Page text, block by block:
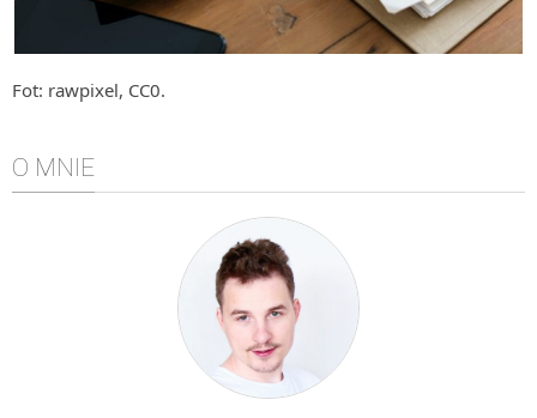
WEB
.htaccess
Django
PHP
WordPress
MOBILE
Android
KONTROLA WERSJI
Fot: rawpixel, CC0.
O MNIE